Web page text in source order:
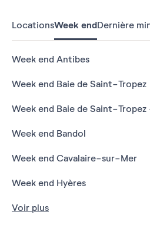
LocationsWeek endDernière
Week end Antibes
Week end Baie de Saint-Tropez
Week end Baie de Saint-Tropez
Week end Bandol
Week end Cavalaire-sur-Mer
Week end Hyères
Voir plus